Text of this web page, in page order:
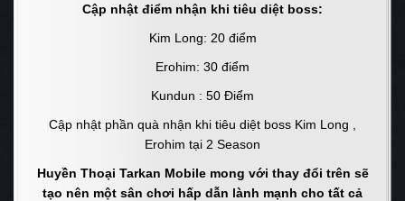
Cập nhật điểm nhận khi tiêu diệt boss:
Kim Long: 20 điểm
Erohim: 30 điểm
Kundun : 50 Điểm
Cập nhật phần quà nhận khi tiêu diệt boss Kim Long ,
Erohim tại 2 Season
Huyền Thoại Tarkan Mobile mong với thay đổi trên sẽ
tạo nên một sân chơi hấp dẫn lành mạnh cho tất cả